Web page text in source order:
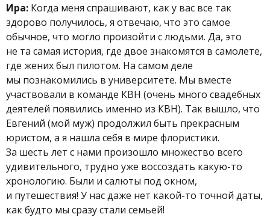
Ира: Когда меня спрашивают, как у вас все так
здорово получилось, я отвечаю, что это самое
обычное, что могло произойти с людьми. Да, это
не та самая история, где двое знакомятся в самолете,
где жених был пилотом. На самом деле
мы познакомились в университете. Мы вместе
участвовали в команде КВН (очень много свадебных
деятелей появились именно из КВН). Так вышло, что
Евгений (мой муж) продолжил быть прекрасным
юристом, а я нашла себя в мире флористики.
За шесть лет с нами произошло множество всего
удивительного, трудно уже воссоздать какую-то
хронологию. Были и салюты под окном,
и путешествия! У нас даже нет какой-то точной даты,
как будто мы сразу стали семьей!